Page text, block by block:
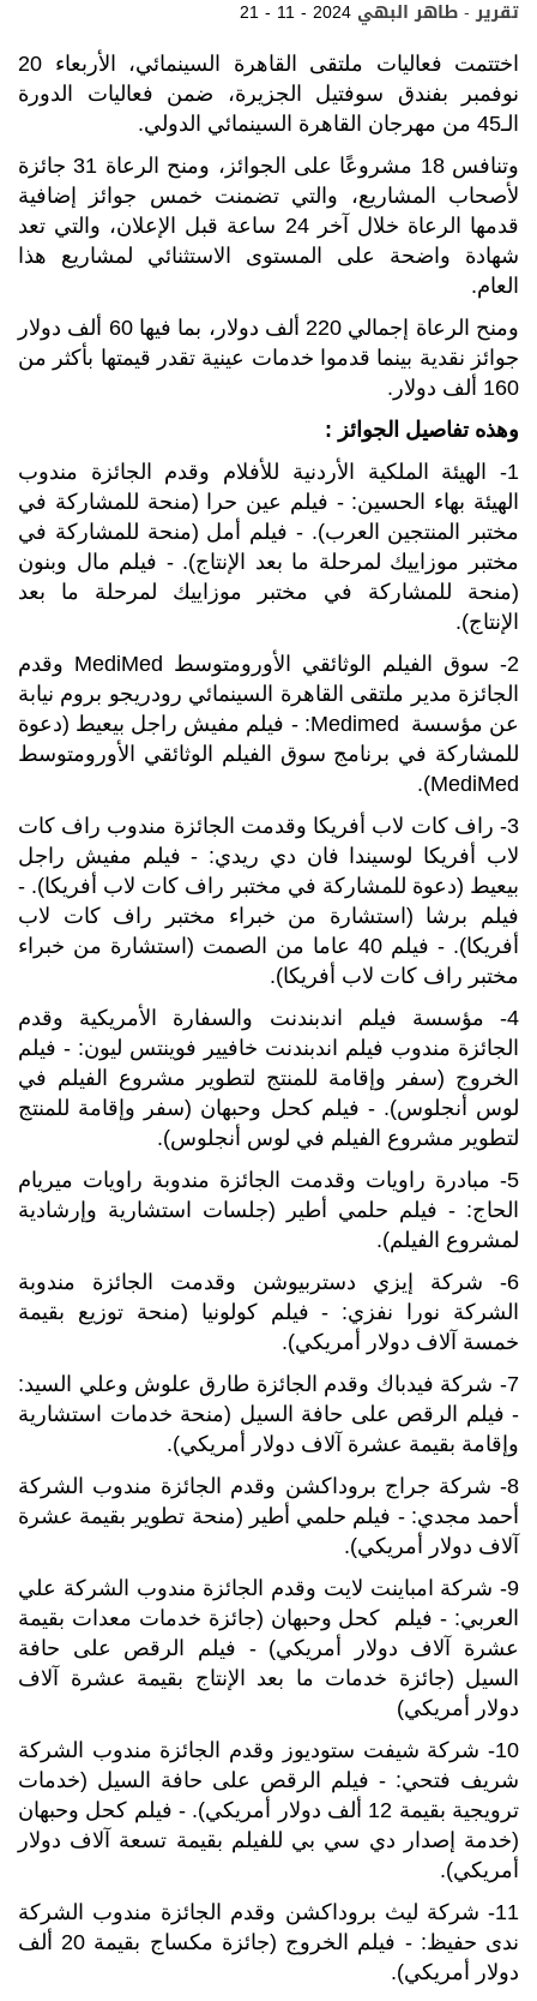
b
o
k
t
r
s
p
p
g
a
m
e
I
n
21 - 11 - 2024 تقرير - طاهر البهي
اختتمت فعاليات ملتقى القاهرة السينمائي، الأربعاء 20
نوفمبر بفندق سوفتيل الجزيرة، ضمن فعاليات الدورة
الـ45 من مهرجان القاهرة السينمائي الدولي.
وتنافس 18 مشروعًا على الجوائز، ومنح الرعاة 31 جائزة
لأصحاب المشاريع، والتي تضمنت خمس جوائز إضافية
قدمها الرعاة خلال آخر 24 ساعة قبل الإعلان، والتي تعد
شهادة واضحة على المستوى الاستثنائي لمشاريع هذا
العام.
ومنح الرعاة إجمالي 220 ألف دولار، بما فيها 60 ألف دولار
جوائز نقدية بينما قدموا خدمات عينية تقدر قيمتها بأكثر من
160 ألف دولار.
وهذه تفاصيل الجوائز :
1- الهيئة الملكية الأردنية للأفلام وقدم الجائزة مندوب
الهيئة بهاء الحسين: - فيلم عين حرا (منحة للمشاركة في
مختبر المنتجين العرب). - فيلم أمل (منحة للمشاركة في
مختبر موزاييك لمرحلة ما بعد الإنتاج). - فيلم مال وبنون
(منحة للمشاركة في مختبر موزاييك لمرحلة ما بعد
الإنتاج).
2- سوق الفيلم الوثائقي الأورومتوسط MediMed وقدم
الجائزة مدير ملتقى القاهرة السينمائي رودريجو بروم نيابة
عن مؤسسة Medimed: - فيلم مفيش راجل بيعيط (دعوة
للمشاركة في برنامج سوق الفيلم الوثائقي الأورومتوسط
MediMed).
3- راف كات لاب أفريكا وقدمت الجائزة مندوب راف كات
لاب أفريكا لوسيندا فان دي ريدي: - فيلم مفيش راجل
بيعيط (دعوة للمشاركة في مختبر راف كات لاب أفريكا). -
فيلم برشا (استشارة من خبراء مختبر راف كات لاب
أفريكا). - فيلم 40 عاما من الصمت (استشارة من خبراء
مختبر راف كات لاب أفريكا).
4- مؤسسة فيلم اندبندنت والسفارة الأمريكية وقدم
الجائزة مندوب فيلم اندبندنت خافيير فوينتس ليون: - فيلم
الخروج (سفر وإقامة للمنتج لتطوير مشروع الفيلم في
لوس أنجلوس). - فيلم كحل وحبهان (سفر وإقامة للمنتج
لتطوير مشروع الفيلم في لوس أنجلوس).
5- مبادرة راويات وقدمت الجائزة مندوبة راويات ميريام
الحاج: - فيلم حلمي أطير (جلسات استشارية وإرشادية
لمشروع الفيلم).
6- شركة إيزي دستربيوشن وقدمت الجائزة مندوبة
الشركة نورا نفزي: - فيلم كولونيا (منحة توزيع بقيمة
خمسة آلاف دولار أمريكي).
7- شركة فيدباك وقدم الجائزة طارق علوش وعلي السيد:
- فيلم الرقص على حافة السيل (منحة خدمات استشارية
وإقامة بقيمة عشرة آلاف دولار أمريكي).
8- شركة جراج بروداكشن وقدم الجائزة مندوب الشركة
أحمد مجدي: - فيلم حلمي أطير (منحة تطوير بقيمة عشرة
آلاف دولار أمريكي).
9- شركة امباينت لايت وقدم الجائزة مندوب الشركة علي
العربي: - فيلم كحل وحبهان (جائزة خدمات معدات بقيمة
عشرة آلاف دولار أمريكي) - فيلم الرقص على حافة
السيل (جائزة خدمات ما بعد الإنتاج بقيمة عشرة آلاف
دولار أمريكي)
10- شركة شيفت ستوديوز وقدم الجائزة مندوب الشركة
شريف فتحي: - فيلم الرقص على حافة السيل (خدمات
ترويجية بقيمة 12 ألف دولار أمريكي). - فيلم كحل وحبهان
(خدمة إصدار دي سي بي للفيلم بقيمة تسعة آلاف دولار
أمريكي).
11- شركة ليث بروداكشن وقدم الجائزة مندوب الشركة
ندى حفيظ: - فيلم الخروج (جائزة مكساج بقيمة 20 ألف
دولار أمريكي).